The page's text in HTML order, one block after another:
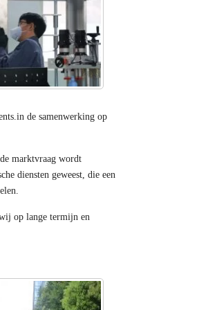
de samenwerking op
marktvraag wordt
diensten geweest, die een
op lange termijn en